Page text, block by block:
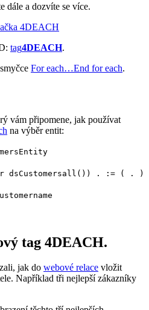
dále a dozvíte se více.
4DEACH
tag4DEACH.
For each…End for each.
vám připomene, jak používat
na výběr entit:
dsCustomersall() ) . := ( . )
name
tag 4DEACH.
jak do webové relace vložit
Například tři nejlepší zákazníky